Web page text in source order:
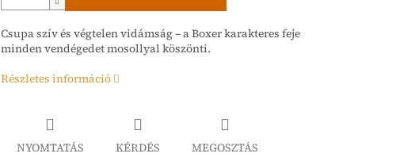
Csupa szív és végtelen vidámság – a Boxer karakteres feje
minden vendégedet mosollyal köszönti.
Részletes információ
NYOMTATÁS KÉRDÉS MEGOSZTÁS